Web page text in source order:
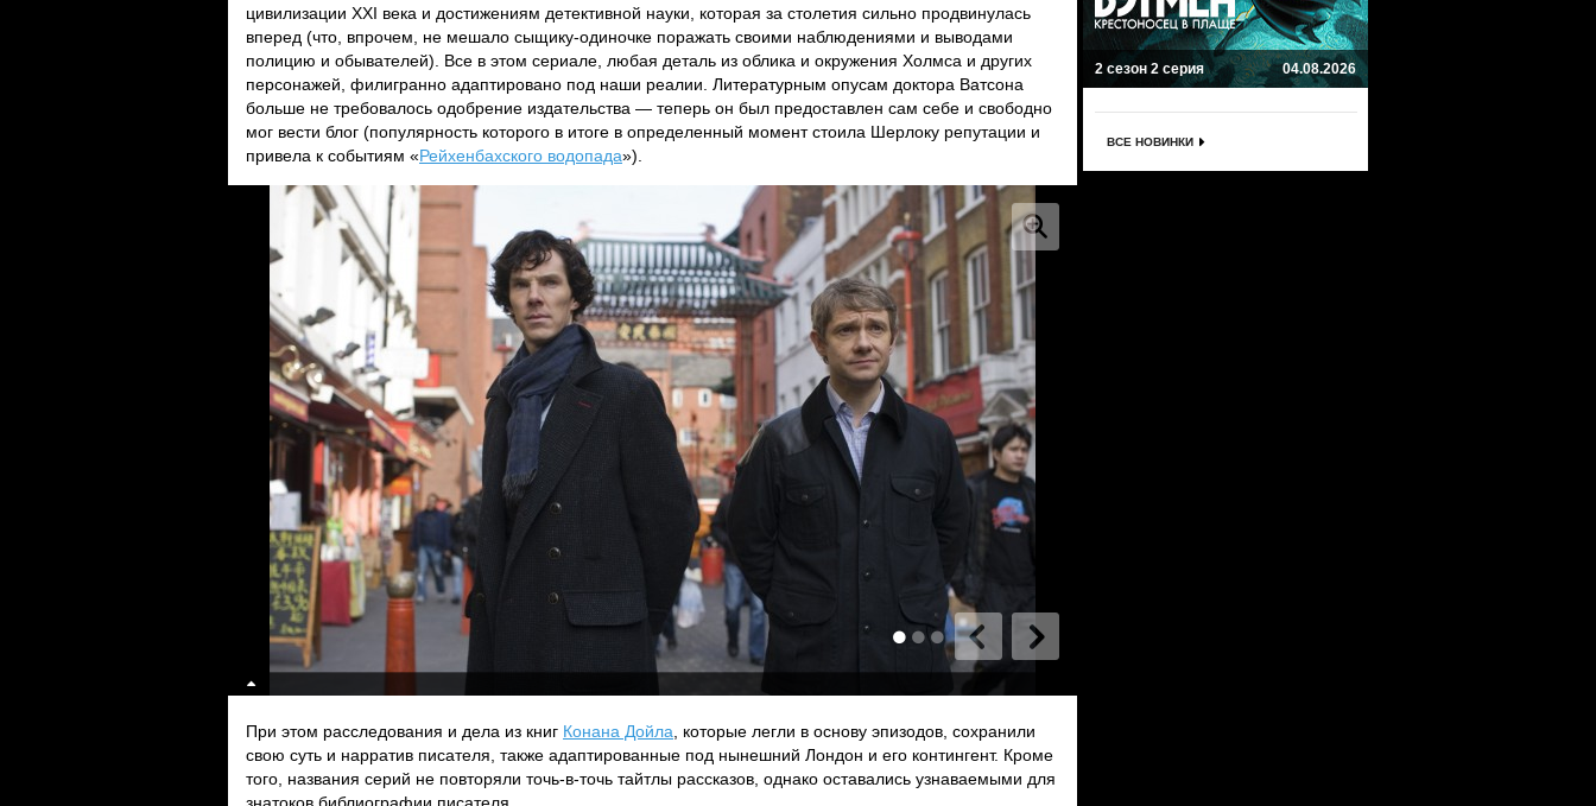
цивилизации XXI века и достижениям детективной науки, которая за столетия сильно продвинулась
вперед (что, впрочем, не мешало сыщику-одиночке поражать своими наблюдениями и выводами
полицию и обывателей). Все в этом сериале, любая деталь из облика и окружения Холмса и других
персонажей, филигранно адаптировано под наши реалии. Литературным опусам доктора Ватсона
больше не требовалось одобрение издательства — теперь он был предоставлен сам себе и свободно
мог вести блог (популярность которого в итоге в определенный момент стоила Шерлоку репутации и
привела к событиям «Рейхенбахского водопада»).
При этом расследования и дела из книг Конана Дойла , которые легли в основу эпизодов, сохранили
свою суть и нарратив писателя, также адаптированные под нынешний Лондон и его контингент. Кроме
того, названия серий не повторяли точь-в-точь тайтлы рассказов, однако оставались узнаваемыми для
2 сезон 2 серия 04.08.2026
ВСЕ НОВИНКИ